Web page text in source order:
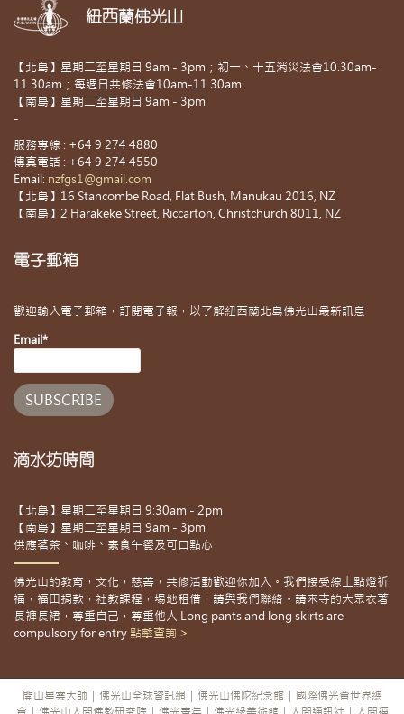
紐西蘭佛光山
【北島】星期二至星期日 9am - 3pm；初一、十五消災法會10.30am-
11.30am；每週日共修法會10am-11.30am
【南島】星期二至星期日 9am - 3pm
-
服務專線 : +64 9 274 4880
傳真電話 : +64 9 274 4550
Email: nzfgs1@gmail.com
【北島】16 Stancombe Road, Flat Bush, Manukau 2016, NZ
【南島】2 Harakeke Street, Riccarton, Christchurch 8011, NZ
電子郵箱
歡迎輸入電子郵箱，訂閱電子報，以了解紐西蘭北島佛光山最新訊息
Email*
滴水坊時間
【北島】星期二至星期日 9:30am - 2pm
【南島】星期二至星期日 9am - 3pm
供應茗茶、咖啡、素食午餐及可口點心
佛光山的教育，文化，慈善，共修活動歡迎你加入。我們接受線上點燈祈
福，福田捐款，社教課程，場地租借，請與我們聯絡。請來寺的大眾衣著
長褲長裙，尊重自己，尊重他人 Long pants and long skirts are
compulsory for entry 點擊查詢 >
開山星雲大師 佛光山全球資訊網 佛光山佛陀紀念館
國際佛光會世界總